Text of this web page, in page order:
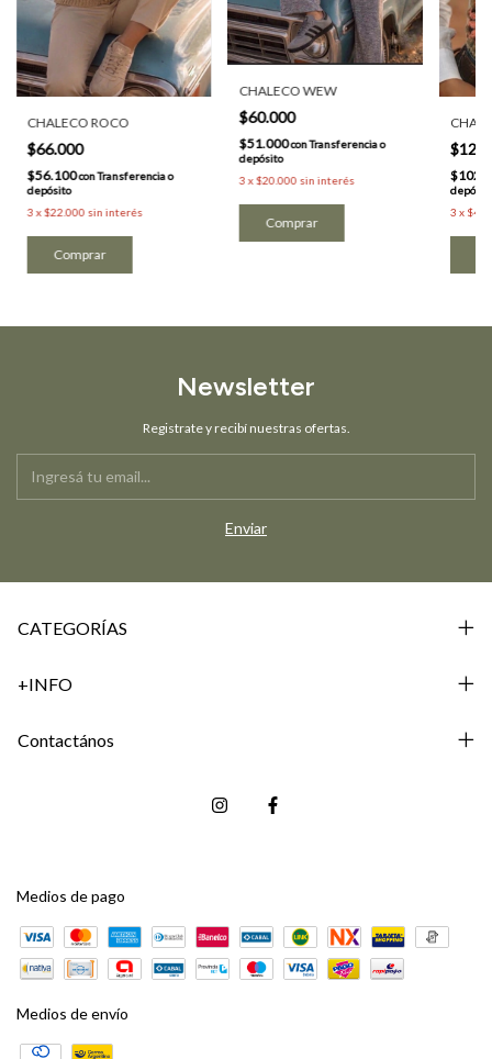
CHALECO ROCO
$66.000
$56.100conTransferencia o
depósito
3 x$22.000 sin interés
CHALECO WEW
$60.000
$51.000conTransferencia o
depósito
3 x$20.000 sin interés
3 x
Newsletter
Registrate y recibí nuestras ofertas.
CATEGORÍAS
+INFO
Contactános
Medios de pago
Medios de envío